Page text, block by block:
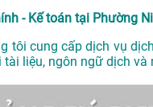
- Kế toán tại Phường
tôi cung cấp dịch vụ
liệu, ngôn ngữ dịch